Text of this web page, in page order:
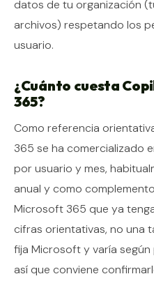
datos de tu organización
archivos) respetando los
usuario.
¿Cuánto cuesta
365?
Como referencia
365 se ha comercializado
por usuario y mes,
anual y como
Microsoft 365 que ya
cifras orientativas, no una
fija Microsoft y varía
así que conviene